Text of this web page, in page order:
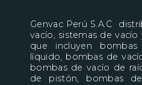
Genvac Perú S.A.C
vacío, sistemas de
que incluyen
líquido, bombas de
bombas de vacío de
de pistón, bombas